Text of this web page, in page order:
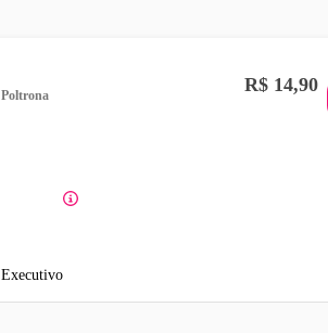
Poltrona
Executivo
R$ 14,90